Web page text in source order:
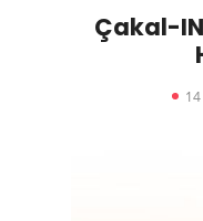
Çakal-IN